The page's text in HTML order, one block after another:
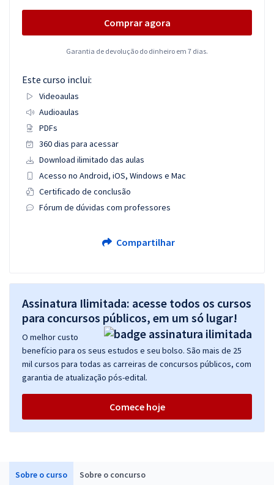
Sobre o curso Sobre o concurso
Comprar agora
Garantia de devolução do dinheiro em 7 dias.
Este curso inclui:
Videoaulas
Audioaulas
PDFs
360 dias para acessar
Download ilimitado das aulas
Acesso no Android, iOS, Windows e Mac
Certificado de conclusão
Fórum de dúvidas com professores
Compartilhar
Assinatura Ilimitada: acesse todos os cursos
para concursos públicos, em um só lugar!
O melhor custo
benefício para os seus estudos e seu bolso. São mais de 25
mil cursos para todas as carreiras de concursos públicos, com
garantia de atualização pós-edital.
Comece hoje